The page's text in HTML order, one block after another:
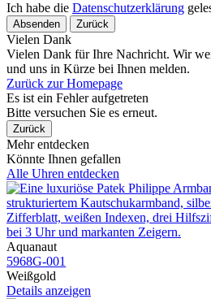
Ich habe die Datenschutzerklärung
Absenden Zurück
Vielen Dank
Vielen Dank für Ihre Nachricht. Wir
und uns in Kürze bei Ihnen melden.
Zurück zur Homepage
Es ist ein Fehler aufgetreten
Bitte versuchen Sie es erneut.
Zurück
Mehr entdecken
Könnte Ihnen gefallen
Alle Uhren entdecken
Aquanaut
5968G​-001
Weißgold
Details anzeigen